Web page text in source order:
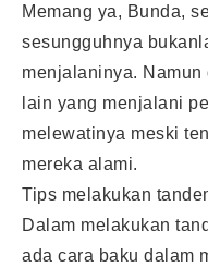
Memang ya, Bunda,
sesungguhnya
menjalaninya.
lain yang menjalani
melewatinya meski
mereka alami.
Tips melakukan
Dalam melakukan
ada cara baku dalam